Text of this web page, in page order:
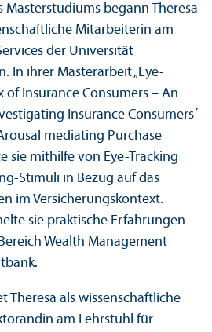
Master­studiums begann Theresa
Mitarbeiterin am
der Universität
In ihrer Master­arbeit „Eye-
of Insurance Consumers – An
Insurance Consumers´
mediating Purchase
sie mithilfe von Eye-Tracking
Stimuli in Bezug auf das
im Versicherungs­kontext.
sie praktische Erfahrungen
Wealth Management
Theresa als wissenschaft­liche
am Lehr­stuhl für